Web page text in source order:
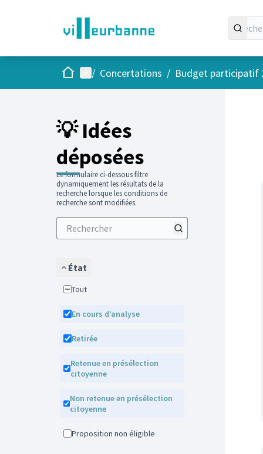
AccueilMenu principal
/ Concertations / Budget participatif
💡 Idées
déposées
Le formulaire ci-dessous filtre
dynamiquement les résultats de la
recherche lorsque les conditions de
recherche sont modifiées.
État
Tout
En cours d’analyse
Retirée
Retenue en présélection
citoyenne
Non retenue en présélection
citoyenne
Proposition non éligible